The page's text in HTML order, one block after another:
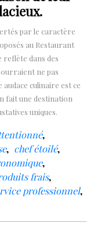
par le caractère
au Restaurant
reflète dans des
ne pas
audace culinaire est ce
fait une destination
uniques.
,
, chef étoilé,
,
frais,
professionnel,